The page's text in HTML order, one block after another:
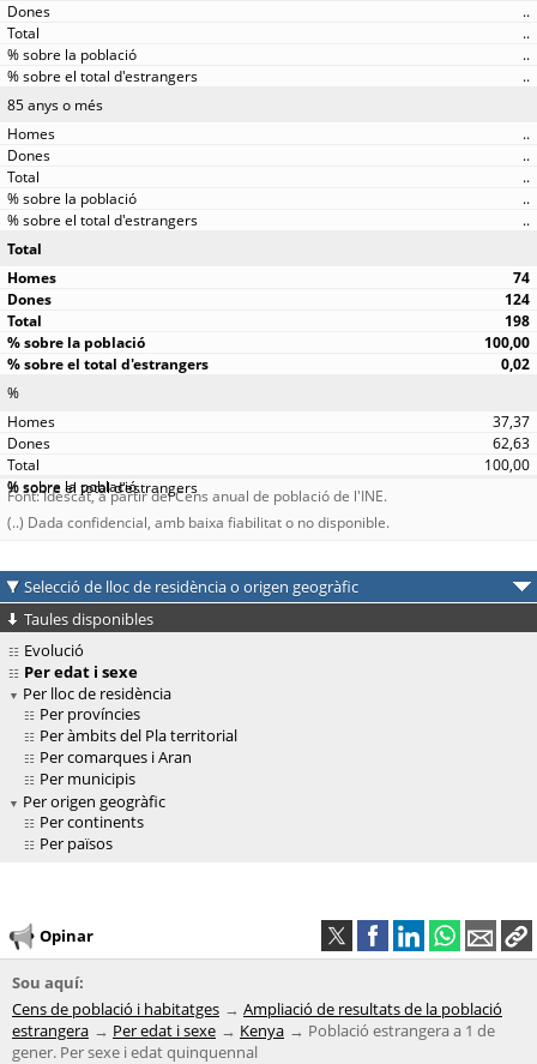
..
..
..
..
85 anys o més
..
..
..
..
..
Total
74
124
198
100,00
0,02
%
37,37
62,63
100,00
Font: Idescat, a partir del Cens anual de població de l'INE.
(..) Dada confidencial, amb baixa fiabilitat o no disponible.
Selecció de lloc de residència o origen geogràfic
Taules disponibles
Evolució
Per edat i sexe
Per lloc de residència
Per províncies
Per àmbits del Pla territorial
Per comarques i Aran
Per municipis
Per origen geogràfic
Per continents
Per països
Opinar
Sou aquí:
Cens de població i habitatges
Ampliació de resultats de la població
estrangera
Per edat i sexe Kenya
Població estrangera a 1 de
gener. Per sexe i edat quinquennal